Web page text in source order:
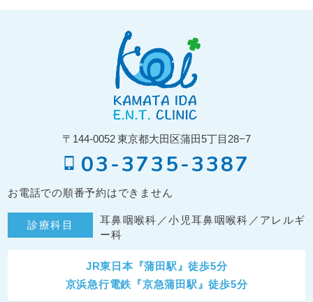
〒144-0052東京都大田区蒲田5丁目28−7
03-3735-3387
お電話での順番予約はできません
診療科目
耳鼻咽喉科／小児耳鼻咽喉科／アレルギ
ー科
JR東日本『蒲田駅』徒歩5分
京浜急行電鉄『京急蒲田駅』徒歩5分